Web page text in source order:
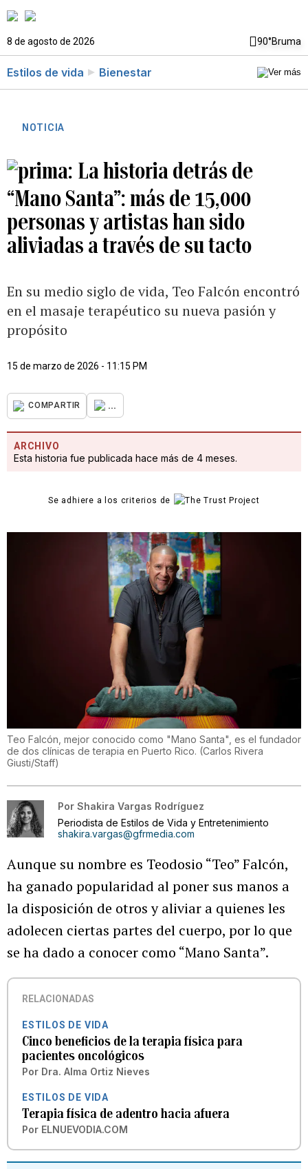
8 de agosto de 2026 90°Bruma
Estilos de vida Bienestar
NOTICIA
La historia detrás de
“Mano Santa”: más de 15,000
personas y artistas han sido
aliviadas a través de su tacto
En su medio siglo de vida, Teo Falcón encontró
en el masaje terapéutico su nueva pasión y
propósito
15 de marzo de 2026 - 11:15 PM
COMPARTIR ...
ARCHIVO
Esta historia fue publicada hace más de 4 meses.
Se adhiere a los criterios de
Teo Falcón, mejor conocido como "Mano Santa", es el fundador
de dos clínicas de terapia en Puerto Rico. (Carlos Rivera
Giusti/Staff)
Por Shakira Vargas Rodríguez
Periodista de Estilos de Vida y Entretenimiento
shakira.vargas@gfrmedia.com
Aunque su nombre es Teodosio “Teo” Falcón,
ha ganado popularidad al poner sus manos a
la disposición de otros y aliviar a quienes les
adolecen ciertas partes del cuerpo, por lo que
se ha dado a conocer como “Mano Santa”.
RELACIONADAS
ESTILOS DE VIDA
Cinco beneficios de la terapia física para
pacientes oncológicos
Por Dra. Alma Ortiz Nieves
ESTILOS DE VIDA
Terapia física de adentro hacia afuera
Por ELNUEVODIA.COM